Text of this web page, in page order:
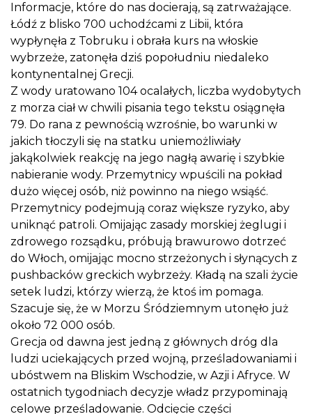
Informacje, które do nas docierają, są zatrważające.
Łódź z blisko 700 uchodźcami z Libii, która
wypłynęła z Tobruku i obrała kurs na włoskie
wybrzeże, zatonęła dziś popołudniu niedaleko
kontynentalnej Grecji.
Z wody uratowano 104 ocalałych, liczba wydobytych
z morza ciał w chwili pisania tego tekstu osiągnęła
79. Do rana z pewnością wzrośnie, bo warunki w
jakich tłoczyli się na statku uniemożliwiały
jakąkolwiek reakcję na jego nagłą awarię i szybkie
nabieranie wody. Przemytnicy wpuścili na pokład
dużo więcej osób, niż powinno na niego wsiąść.
Przemytnicy podejmują coraz większe ryzyko, aby
uniknąć patroli. Omijając zasady morskiej żeglugi i
zdrowego rozsądku, próbują brawurowo dotrzeć
do Włoch, omijając mocno strzeżonych i słynących z
pushbacków greckich wybrzeży. Kładą na szali życie
setek ludzi, którzy wierzą, że ktoś im pomaga.
Szacuje się, że w Morzu Śródziemnym utonęło już
około 72 000 osób.
Grecja od dawna jest jedną z głównych dróg dla
ludzi uciekających przed wojną, prześladowaniami i
ubóstwem na Bliskim Wschodzie, w Azji i Afryce. W
ostatnich tygodniach decyzje władz przypominają
celowe prześladowanie. Odcięcie części